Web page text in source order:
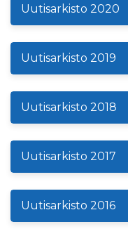
Uutisarkisto 2020
Uutisarkisto 2019
Uutisarkisto 2018
Uutisarkisto 2017
Uutisarkisto 2016